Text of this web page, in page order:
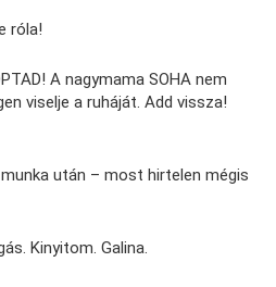
róla!
A nagymama SOHA nem
viselje a ruháját. Add vissza!
után – most hirtelen mégis
Kinyitom. Galina.